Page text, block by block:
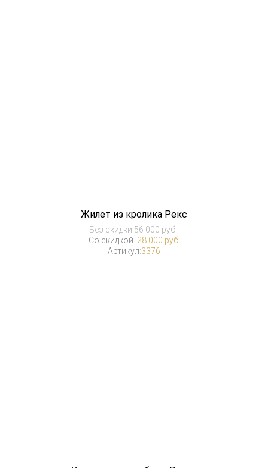
Жилет из кролика Рекс
Без скидки:56 000 руб.
Со скидкой :28 000 руб.
Артикул:3376